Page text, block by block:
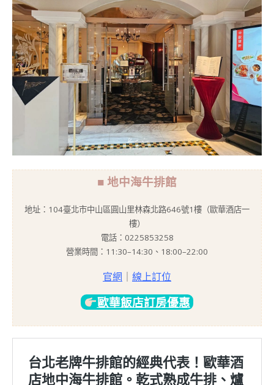
■ 地中海牛排館
地址：104臺北市中山區圓山里林森北路646號1樓（歐華酒店一
樓）
電話：0225853258
營業時間：11:30–14:30、18:00–22:00
官網 線上訂位
歐華飯店訂房優惠